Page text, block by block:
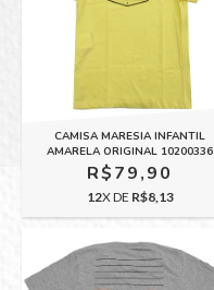
CAMISA MARESIA INFANTIL
AMARELA ORIGINAL 10200336
R$79,90
12X DE R$8,13